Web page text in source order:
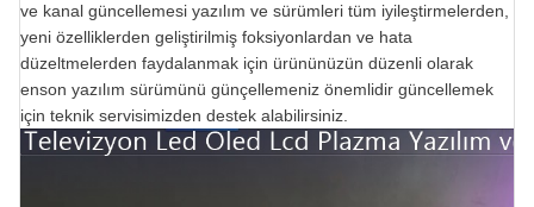
ve kanal güncellemesi yazılım ve sürümleri tüm iyileştirmelerden,
yeni özelliklerden geliştirilmiş foksiyonlardan ve hata
düzeltmelerden faydalanmak için ürününüzün düzenli olarak
enson yazılım sürümünü günçellemeniz önemlidir güncellemek
için teknik servisimizden destek alabilirsiniz.